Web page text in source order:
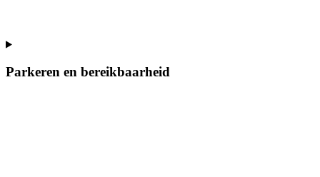
Parkeren en bereikbaarheid